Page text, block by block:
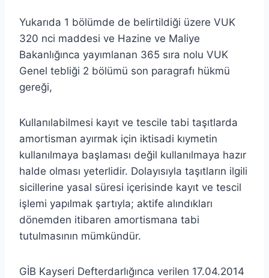
Yukarıda 1 bölümde de belirtildiği üzere VUK
320 nci maddesi ve Hazine ve Maliye
Bakanlığınca yayımlanan 365 sıra nolu VUK
Genel tebliği 2 bölümü son paragrafı hükmü
gereği,
Kullanılabilmesi kayıt ve tescile tabi taşıtlarda
amortisman ayırmak için iktisadi kıymetin
kullanılmaya başlaması değil kullanılmaya hazır
halde olması yeterlidir. Dolayısıyla taşıtların ilgili
sicillerine yasal süresi içerisinde kayıt ve tescil
işlemi yapılmak şartıyla; aktife alındıkları
dönemden itibaren amortismana tabi
tutulmasının mümkündür.
GİB Kayseri Defterdarlığınca verilen 17.04.2014